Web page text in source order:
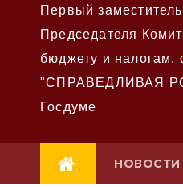
Первый заместитель
Председателя
бюджету и налогам,
"СПРАВЕДЛИВАЯ
Госдуме
НОВОСТИ